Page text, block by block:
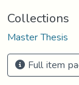
Collections
Master Thesis
Full item